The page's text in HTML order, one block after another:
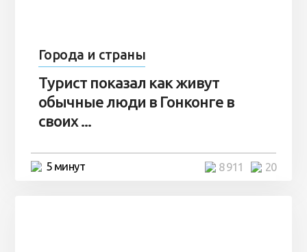
Города и страны
Турист показал как живут
обычные люди в Гонконге в
своих ...
5 минут 20
8 911